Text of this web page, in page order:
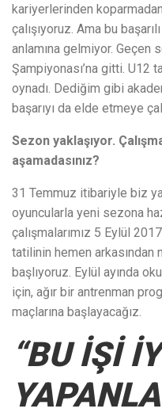
kariyerlerinden
çalışıyoruz. Ama bu
anlamına gelmiyor. Geçen
Şampiyonası’na gitti. U12
oynadı. Dediğim gibi
başarıyı da elde etmeye
Sezon yaklaşıyor.
aşamadasınız?
31 Temmuz itibariyle biz
oyuncularla yeni sezona
çalışmalarımız 5 Eylül
tatilinin hemen arkasından
başlıyoruz. Eylül ayında
için, ağır bir antrenman
maçlarına başlayacağız.
“BU İŞİ